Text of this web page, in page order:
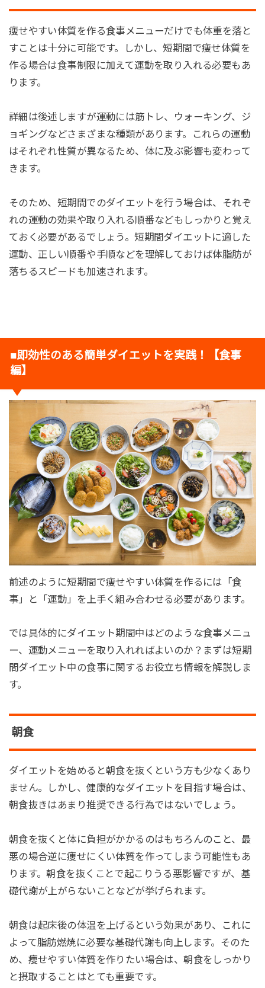
痩せやすい体質を作る食事メニューだけでも体重を落と
すことは十分に可能です。しかし、短期間で痩せ体質を
作る場合は食事制限に加えて運動を取り入れる必要もあ
ります。
詳細は後述しますが運動には筋トレ、ウォーキング、ジ
ョギングなどさまざまな種類があります。これらの運動
はそれぞれ性質が異なるため、体に及ぶ影響も変わって
きます。
そのため、短期間でのダイエットを行う場合は、それぞ
れの運動の効果や取り入れる順番などもしっかりと覚え
ておく必要があるでしょう。短期間ダイエットに適した
運動、正しい順番や手順などを理解しておけば体脂肪が
落ちるスピードも加速されます。
■即効性のある簡単ダイエットを実践！【食事
編】
前述のように短期間で痩せやすい体質を作るには「食
事」と「運動」を上手く組み合わせる必要があります。
では具体的にダイエット期間中はどのような食事メニュ
ー、運動メニューを取り入れればよいのか？まずは短期
間ダイエット中の食事に関するお役立ち情報を解説しま
す。
朝食
ダイエットを始めると朝食を抜くという方も少なくあり
ません。しかし、健康的なダイエットを目指す場合は、
朝食抜きはあまり推奨できる行為ではないでしょう。
朝食を抜くと体に負担がかかるのはもちろんのこと、最
悪の場合逆に痩せにくい体質を作ってしまう可能性もあ
ります。朝食を抜くことで起こりうる悪影響ですが、基
礎代謝が上がらないことなどが挙げられます。
朝食は起床後の体温を上げるという効果があり、これに
よって脂肪燃焼に必要な基礎代謝も向上します。そのた
め、痩せやすい体質を作りたい場合は、朝食をしっかり
と摂取することはとても重要です。